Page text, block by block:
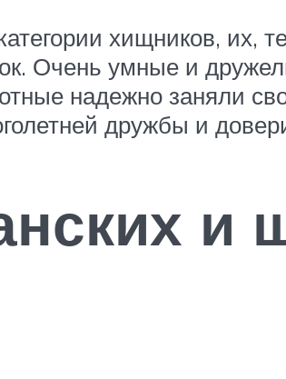
хищников, их,
Очень умные и
надежно заняли
дружбы и
и